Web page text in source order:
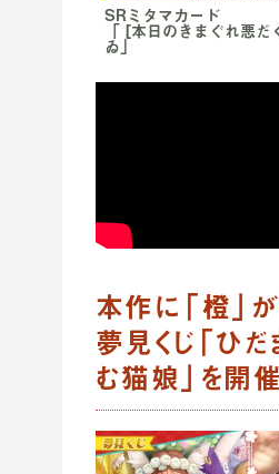
SRミタマカード
「 [本日のきまぐれ悪だ
ゐ」
本作に「橙」
夢見くじ「ひだ
む猫娘」を開催